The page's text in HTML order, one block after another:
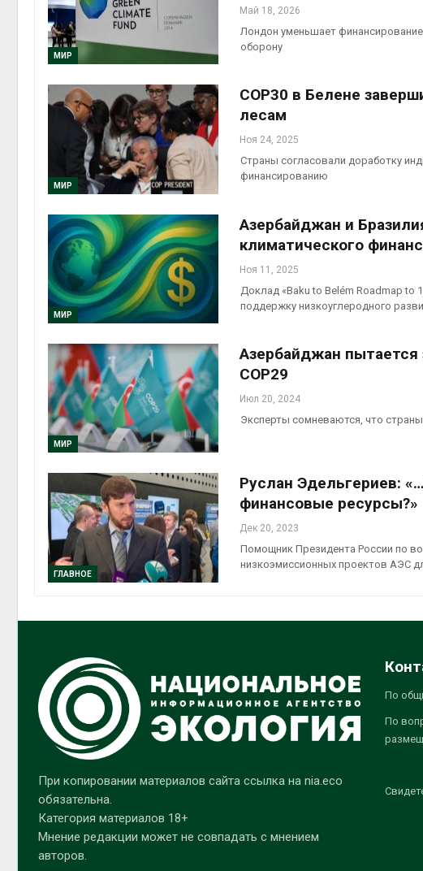
МИР
Май 18, 2026
Лондон уменьшает
оборону
МИР
COP30 в Белене
лесам
Ноя 24, 2025
Страны согласовали доработку
финансированию
МИР
Азербайджан и
климатического
Ноя 11, 2025
Доклад «Baku to Belém Roadmap to
поддержку низкоуглеродного
МИР
Азербайджан пытается
COP29
Июл 20, 2024
Эксперты сомневаются, что
ГЛАВНОЕ
Руслан Эдельгериев:
финансовые ресурсы?»
Дек 20, 2023
Помощник Президента России по
низкоэмиссионных проектов АЭС
При копировании материалов сайта ссылка на nia.eco
обязательна.
Категория материалов 18+
Мнение редакции может не совпадать с мнением
авторов.
По
По